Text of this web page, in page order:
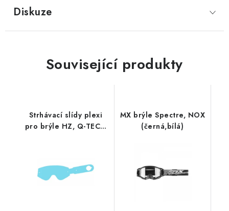
Diskuze
Související produkty
Strhávací slídy plexi
pro brýle HZ, Q-TECH
MX brýle Spectre, NOX
(černá,bílá)